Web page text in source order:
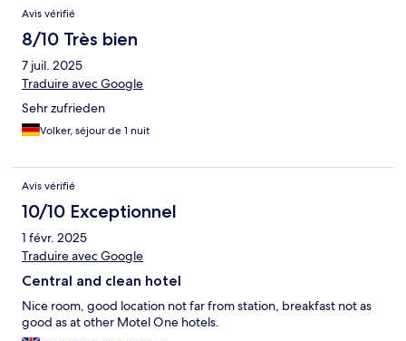
Avis vérifié
8/10 Très bien
7 juil. 2025
Traduire avec Google
Sehr zufrieden
Volker, séjour de 1 nuit
Avis vérifié
10/10 Exceptionnel
1 févr. 2025
Traduire avec Google
Central and clean hotel
Nice room, good location not far from station, breakfast not as
good as at other Motel One hotels.